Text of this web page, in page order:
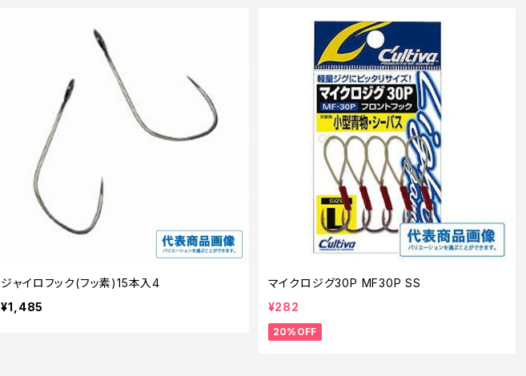
ジャイロフック(フッ素)15本入4
¥1,485
マイクロジグ30P MF30P SS
¥282
20%OFF